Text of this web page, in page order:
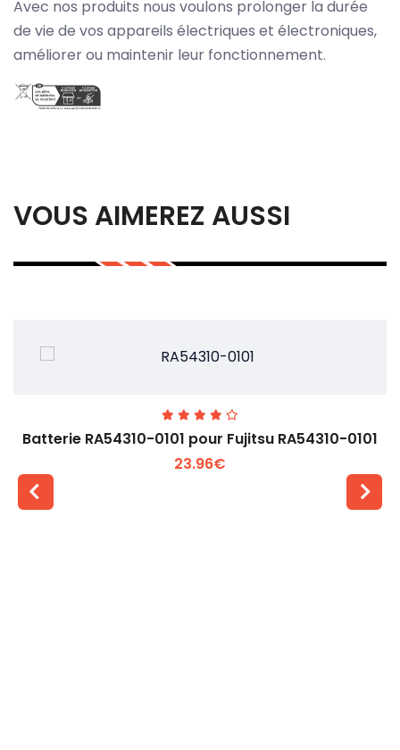
Avec nos produits nous voulons prolonger la durée
de vie de vos appareils électriques et électroniques,
améliorer ou maintenir leur fonctionnement.
VOUS AIMEREZ AUSSI
Batterie RA54310-0101 pour Fujitsu RA54310-0101
23.96€